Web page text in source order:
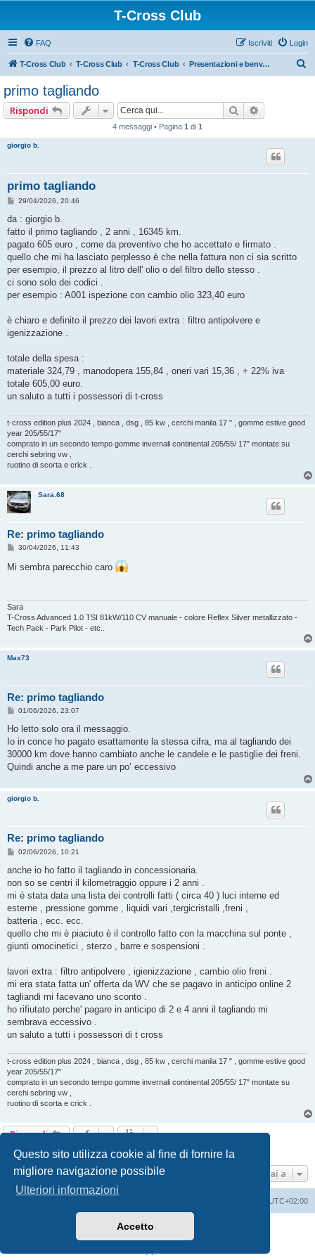
Questo sito utilizza cookie al fine di fornire la
migliore navigazione possibile
Ulteriori informazioni
Accetto
T-Cross Club
FAQ Login
Iscriviti
T-Cross Club T-Cross Club T-Cross Club Presentazioni e benvenuto ai nuovi membri
primo tagliando
Rispondi Cerca
4 messaggi • Pagina 1 di 1
giorgio b.
primo tagliando
M
s
a
g
g
i
o
29/04/2026, 20:46
da : giorgio b.
fatto il primo tagliando , 2 anni , 16345 km.
pagato 605 euro , come da preventivo che ho accettato e firmato .
quello che mi ha lasciato perplesso è che nella fattura non ci sia scritto
per esempio, il prezzo al litro dell' olio o del filtro dello stesso .
ci sono solo dei codici .
per esempio : A001 ispezione con cambio olio 323,40 euro
è chiaro e definito il prezzo dei lavori extra : filtro antipolvere e
igenizzazione .
totale della spesa :
materiale 324,79 , manodopera 155,84 , oneri vari 15,36 , + 22% iva
totale 605,00 euro.
un saluto a tutti i possessori di t-cross
t-cross edition plus 2024 , bianca , dsg , 85 kw , cerchi manila 17 " , gomme estive good
year 205/55/17"
comprato in un secondo tempo gomme invernali continental 205/55/ 17" montate su
cerchi sebring vw ,
ruotino di scorta e crick .
Sara.68
Re: primo tagliando
M
s
s
i
o
30/04/2026, 11:43
Mi sembra parecchio caro
Sara
T-Cross Advanced 1.0 TSI 81kW/110 CV manuale - colore Reflex Silver metallizzato -
Tech Pack - Park Pilot - etc..
Max73
Re: primo tagliando
M
s
a
g
i
01/06/2026, 23:07
Ho letto solo ora il messaggio.
Io in conce ho pagato esattamente la stessa cifra, ma al tagliando dei
30000 km dove hanno cambiato anche le candele e le pastiglie dei freni.
Quindi anche a me pare un po’ eccessivo
giorgio b.
Re: primo tagliando
M
s
a
g
i
o
02/06/2026, 10:21
anche io ho fatto il tagliando in concessionaria.
non so se centri il kilometraggio oppure i 2 anni .
mi è stata data una lista dei controlli fatti ( circa 40 ) luci interne ed
esterne , pressione gomme , liquidi vari ,tergicristalli ,freni ,
batteria , ecc. ecc.
quello che mi è piaciuto è il controllo fatto con la macchina sul ponte ,
giunti omocinetici , sterzo , barre e sospensioni .
lavori extra : filtro antipolvere , igienizzazione , cambio olio freni .
mi era stata fatta un' offerta da WV che se pagavo in anticipo online 2
tagliandi mi facevano uno sconto .
ho rifiutato perche' pagare in anticipo di 2 e 4 anni il tagliando mi
sembrava eccessivo .
un saluto a tutti i possessori di t cross
t-cross edition plus 2024 , bianca , dsg , 85 kw , cerchi manila 17 " , gomme estive good
year 205/55/17"
comprato in un secondo tempo gomme invernali continental 205/55/ 17" montate su
cerchi sebring vw ,
ruotino di scorta e crick .
Rispondi
4 messaggi • Pagina1 di1
Vai a
UTC+02:00
phpBB® Forum Software © phpBB Limited
phpBB-Italia.it